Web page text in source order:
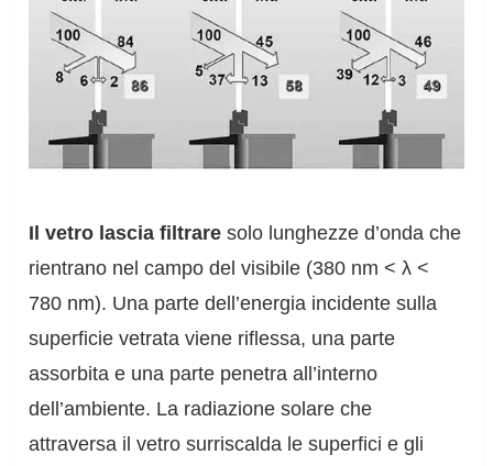
Il vetro lascia filtrare solo lunghezze d’onda che
rientrano nel campo del visibile (380 nm < λ <
780 nm). Una parte dell’energia incidente sulla
superficie vetrata viene riflessa, una parte
assorbita e una parte penetra all’interno
dell’ambiente. La radiazione solare che
attraversa il vetro surriscalda le superfici e gli